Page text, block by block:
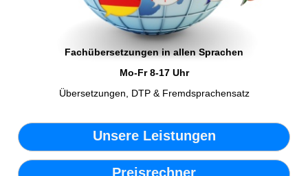
Fachübersetzungen in allen Sprachen
Mo-Fr 8-17 Uhr
Übersetzungen, DTP & Fremdsprachensatz
Unsere Leistungen
Preisrechner